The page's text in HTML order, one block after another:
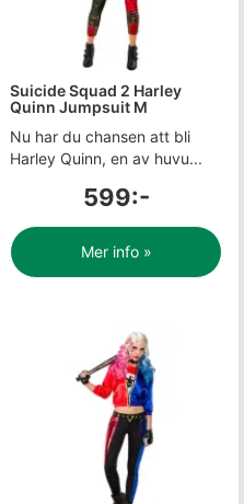
Suicide Squad 2 Harley
Quinn Jumpsuit M
Nu har du chansen att bli
Harley Quinn, en av huvu...
599:-
Mer info »